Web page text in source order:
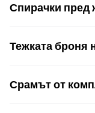
Спирачки пред
Тежката броня
Срамът от